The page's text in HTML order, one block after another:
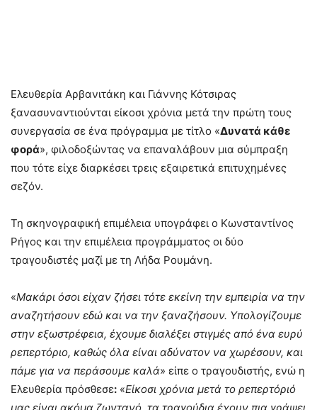
Ελευθερία Αρβανιτάκη και Γιάννης Κότσιρας
ξανασυναντιούνται είκοσι χρόνια μετά την πρώτη τους
συνεργασία σε ένα πρόγραμμα με τίτλο «Δυνατά κάθε
φορά», φιλοδοξώντας να επαναλάβουν μια σύμπραξη
που τότε είχε διαρκέσει τρεις εξαιρετικά επιτυχημένες
σεζόν.
Τη σκηνογραφική επιμέλεια υπογράφει ο Κωνσταντίνος
Ρήγος και την επιμέλεια προγράμματος οι δύο
τραγουδιστές μαζί με τη Λήδα Ρουμάνη.
«Μακάρι όσοι είχαν ζήσει τότε εκείνη την εμπειρία να την
αναζητήσουν εδώ και να την ξαναζήσουν. Υπολογίζουμε
στην εξωστρέφεια, έχουμε διαλέξει στιγμές από ένα ευρύ
ρεπερτόριο, καθώς όλα είναι αδύνατον να χωρέσουν, και
πάμε για να περάσουμε καλά» είπε ο τραγουδιστής, ενώ η
Ελευθερία πρόσθεσε: «Είκοσι χρόνια μετά το ρεπερτόριό